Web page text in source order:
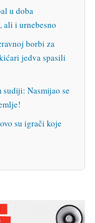
u doba
ali i urnebesno
borbi za
jedva spasili
Nasmijao se
su igrači koje